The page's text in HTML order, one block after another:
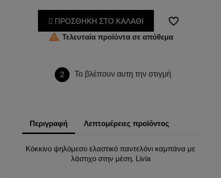
ΠΡΟΣΘΗΚΗ ΣΤΟ ΚΑΛΑΘΙ
favorite_border
 Τελευταία προϊόντα σε απόθεμα
2 Το βλέπουν αυτη την στιγμή
Περιγραφή Λεπτομέρειες προϊόντος
Κόκκινο ψηλόμεσο ελαστικό παντελόνι καμπάνα με
λάστιχο στην μέση. Livia